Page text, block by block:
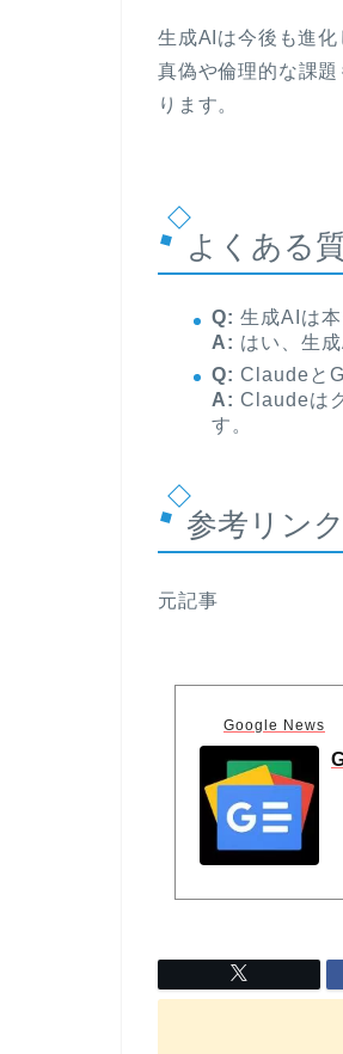
生成AIは今後も進
真偽や倫理的な課
ります。
よくある
Q: 生成AIは
A: はい、生
Q: Claudeと
A: Claudeは
す。
参考リンク
元記事
Google News